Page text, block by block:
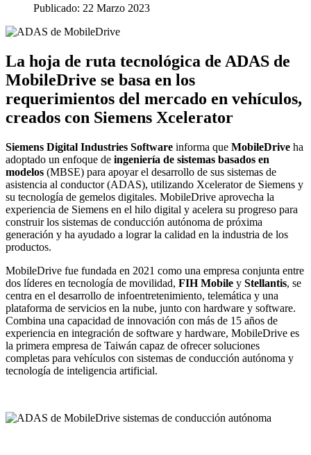
Publicado: 22 Marzo 2023
La hoja de ruta tecnológica de ADAS de
MobileDrive se basa en los
requerimientos del mercado en vehículos,
creados con Siemens Xcelerator
Siemens Digital Industries Software informa que MobileDrive ha
adoptado un enfoque de ingeniería de sistemas basados en
modelos (MBSE) para apoyar el desarrollo de sus sistemas de
asistencia al conductor (ADAS), utilizando Xcelerator de Siemens y
su tecnología de gemelos digitales. MobileDrive aprovecha la
experiencia de Siemens en el hilo digital y acelera su progreso para
construir los sistemas de conducción autónoma de próxima
generación y ha ayudado a lograr la calidad en la industria de los
productos.
MobileDrive fue fundada en 2021 como una empresa conjunta entre
dos líderes en tecnología de movilidad, FIH Mobile y Stellantis, se
centra en el desarrollo de infoentretenimiento, telemática y una
plataforma de servicios en la nube, junto con hardware y software.
Combina una capacidad de innovación con más de 15 años de
experiencia en integración de software y hardware, MobileDrive es
la primera empresa de Taiwán capaz de ofrecer soluciones
completas para vehículos con sistemas de conducción autónoma y
tecnología de inteligencia artificial.